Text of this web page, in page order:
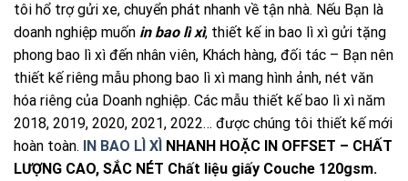
tôi hổ trợ gửi xe, chuyển phát nhanh về tận nhà. Nếu Bạn là
doanh nghiệp muốn in bao lì xì, thiết kế in bao lì xì gửi tặng
phong bao lì xì đến nhân viên, Khách hàng, đối tác – Bạn nên
thiết kế riêng mẫu phong bao lì xì mang hình ảnh, nét văn
hóa riêng của Doanh nghiệp. Các mẫu thiết kế bao lì xì năm
2018, 2019, 2020, 2021, 2022… được chúng tôi thiết kế mới
hoàn toàn. IN BAO LÌ XÌ NHANH HOẶC IN OFFSET – CHẤT
LƯỢNG CAO, SẮC NÉT Chất liệu giấy Couche 120gsm.